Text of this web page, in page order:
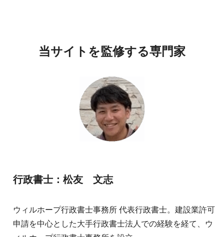
当サイトを監修する専門家
行政書士：松友 文志
ウィルホープ行政書士事務所 代表行政書士。建設業許可
申請を中心とした大手行政書士法人での経験を経て、ウ